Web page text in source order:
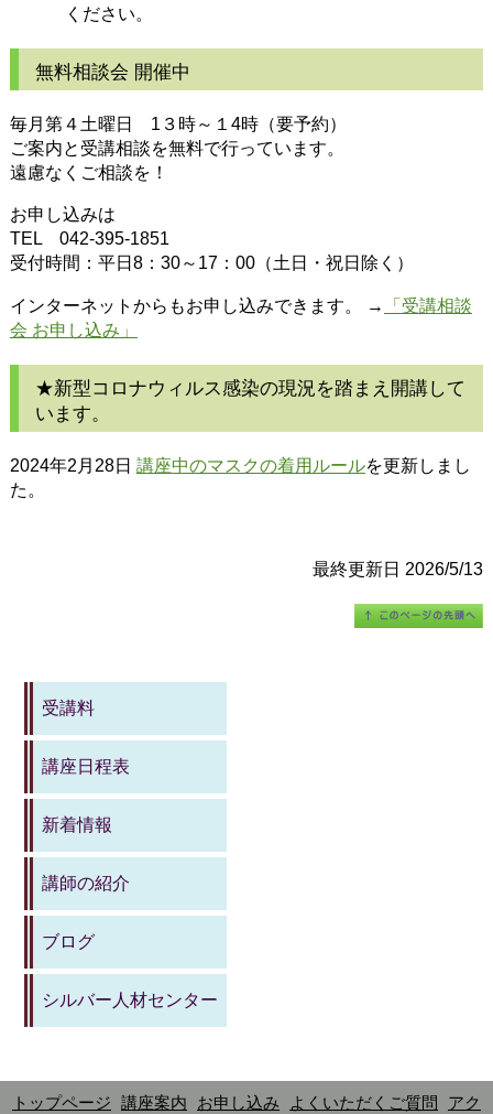
ください。
無料相談会 開催中
毎月第４土曜日 1３時～１4時（要予約）
ご案内と受講相談を無料で行っています。
遠慮なくご相談を！
お申し込みは
TEL 042-395-1851
受付時間：平日8：30～17：00（土日・祝日除く）
インターネットからもお申し込みできます。 →
「受講相談
会 お申し込み」
★新型コロナウィルス感染の現況を踏まえ開講して
います。
2024年2月28日 講座中のマスクの着用ルールを更新しまし
た。
最終更新日 2026/5/13
受講料
講座日程表
新着情報
講師の紹介
ブログ
シルバー人材センター
トップページ 講座案内 お申し込み よくいただくご質問 アク